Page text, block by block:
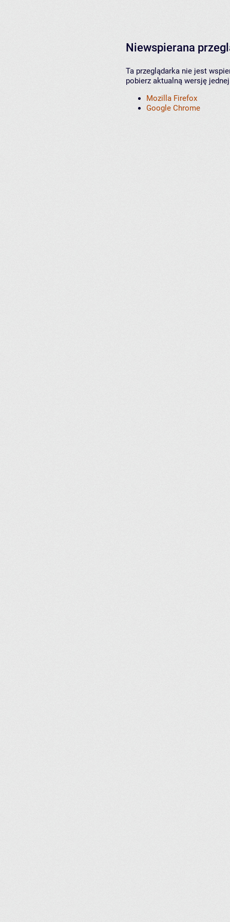
Niewspierana
Ta przeglądarka nie jest
pobierz aktualną wersję
Mozilla Firefox
Google Chrome